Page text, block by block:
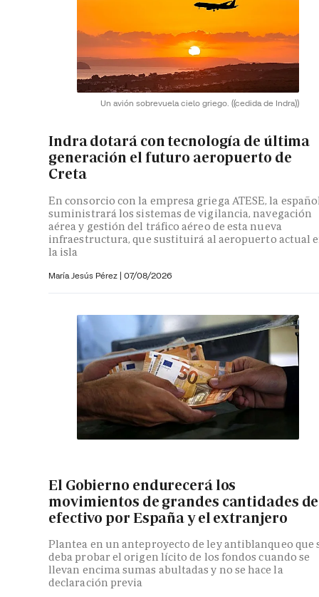
Un avión sobrevuela cielo griego. ((cedida de Indra))
Indra dotará con tecnología de última
generación el futuro aeropuerto de
Creta
En consorcio con la empresa griega ATESE, la
suministrará los sistemas de vigilancia, navegación
aérea y gestión del tráfico aéreo de esta nueva
infraestructura, que sustituirá al aeropuerto actual
la isla
María Jesús Pérez | 07/08/2026
El Gobierno endurecerá los
movimientos de grandes cantidades de
efectivo por España y el extranjero
Plantea en un anteproyecto de ley antiblanqueo que
deba probar el origen lícito de los fondos cuando se
llevan encima sumas abultadas y no se hace la
declaración previa